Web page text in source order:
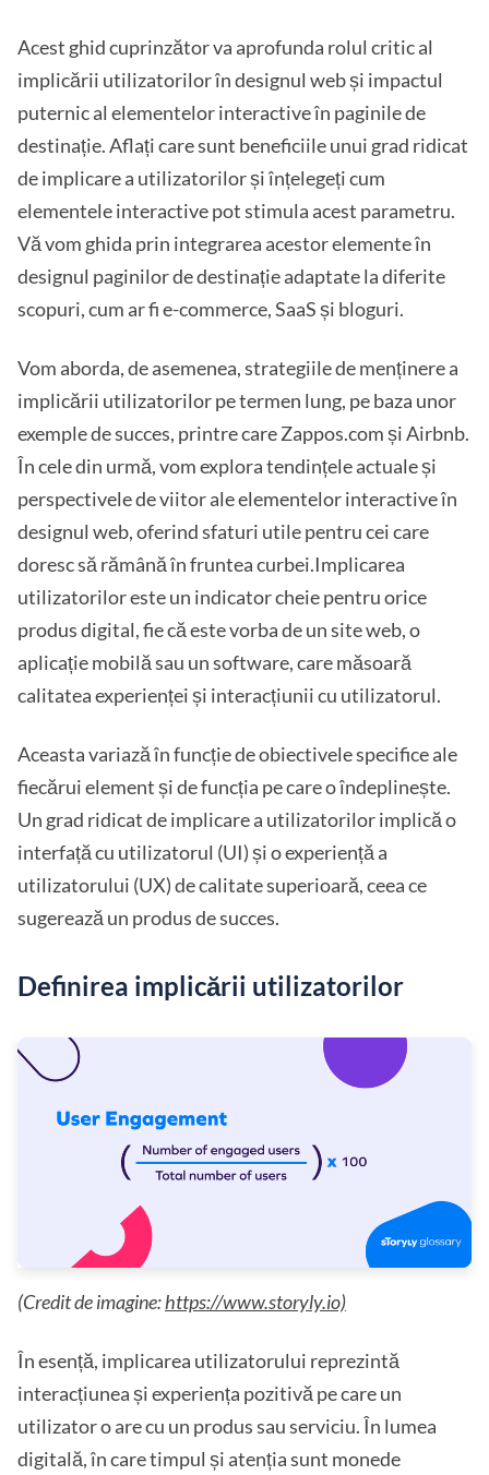
Acest ghid cuprinzător va aprofunda rolul critic al
implicării utilizatorilor în designul web și impactul
puternic al elementelor interactive în paginile de
destinație. Aflați care sunt beneficiile unui grad ridicat
de implicare a utilizatorilor și înțelegeți cum
elementele interactive pot stimula acest parametru.
Vă vom ghida prin integrarea acestor elemente în
designul paginilor de destinație adaptate la diferite
scopuri, cum ar fi e-commerce, SaaS și bloguri.
Vom aborda, de asemenea, strategiile de menținere a
implicării utilizatorilor pe termen lung, pe baza unor
exemple de succes, printre care Zappos.com și Airbnb.
În cele din urmă, vom explora tendințele actuale și
perspectivele de viitor ale elementelor interactive în
designul web, oferind sfaturi utile pentru cei care
doresc să rămână în fruntea curbei.Implicarea
utilizatorilor este un indicator cheie pentru orice
produs digital, fie că este vorba de un site web, o
aplicație mobilă sau un software, care măsoară
calitatea experienței și interacțiunii cu utilizatorul.
Aceasta variază în funcție de obiectivele specifice ale
fiecărui element și de funcția pe care o îndeplinește.
Un grad ridicat de implicare a utilizatorilor implică o
interfață cu utilizatorul (UI) și o experiență a
utilizatorului (UX) de calitate superioară, ceea ce
sugerează un produs de succes.
Definirea implicării utilizatorilor
(Credit de imagine:https://www.storyly.io)
În esență, implicarea utilizatorului reprezintă
interacțiunea și experiența pozitivă pe care un
utilizator o are cu un produs sau serviciu. În lumea
digitală, în care timpul și atenția sunt monede